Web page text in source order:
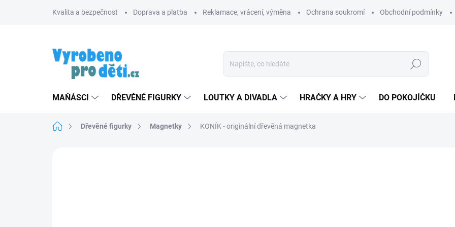
Kvalita a bezpečnost Doprava a platba Reklamace, vrácení, výměna Ochrana soukromí Obchodní podmínky
Hledat
MAŇÁSCI DŘEVĚNÉ FIGURKY LOUTKY A DIVADLA HRAČKY A HRY DO POKOJÍČKU
Domů Dřevěné figurky Magnetky KONÍK - originální dřevěná magnetka